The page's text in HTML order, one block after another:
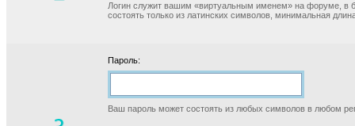
Логин служит вашим «виртуальным именем» на форуме, в
состоять только из латинских символов, минимальная
Пароль:
Ваш пароль может состоять из любых символов в любом